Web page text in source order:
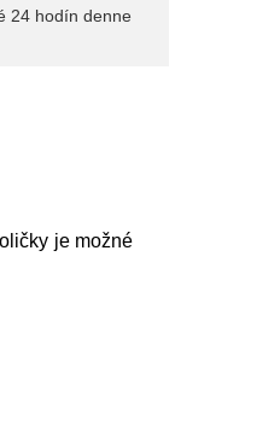
24 hodín denne
je možné